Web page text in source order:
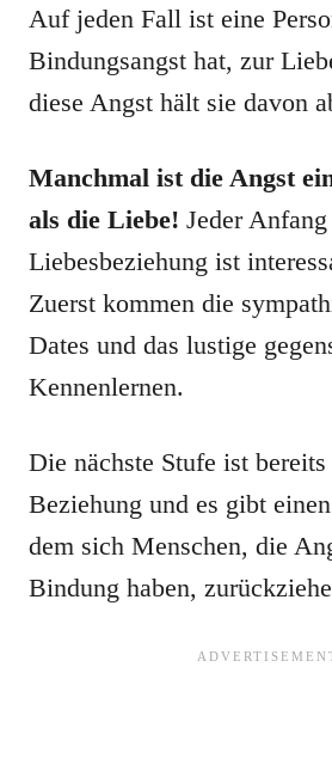
Auf jeden Fall ist eine
Bindungsangst hat, zur
diese Angst hält sie davon
Manchmal ist die Angst
als die Liebe! Jeder
Liebesbeziehung ist
Zuerst kommen die
Dates und das lustige
Kennenlernen.
Die nächste Stufe ist
Beziehung und es gibt
dem sich Menschen, die
Bindung haben,